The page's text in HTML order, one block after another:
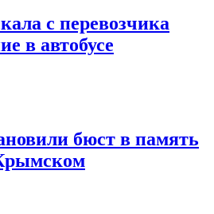
с перевозчика
в автобусе
бюст в память